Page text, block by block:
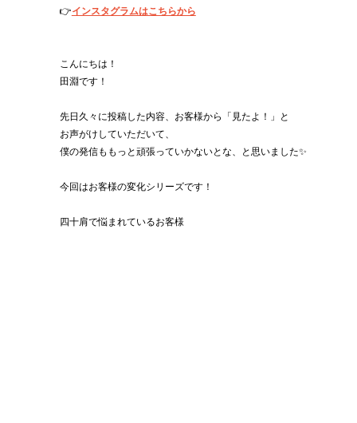
👉インスタグラムはこちらから
こんにちは！
田淵です！
先日久々に投稿した内容、お客様から「見たよ！」と
お声がけしていただいて、
僕の発信ももっと頑張っていかないとな、と思いました✨
今回はお客様の変化シリーズです！
四十肩で悩まれているお客様